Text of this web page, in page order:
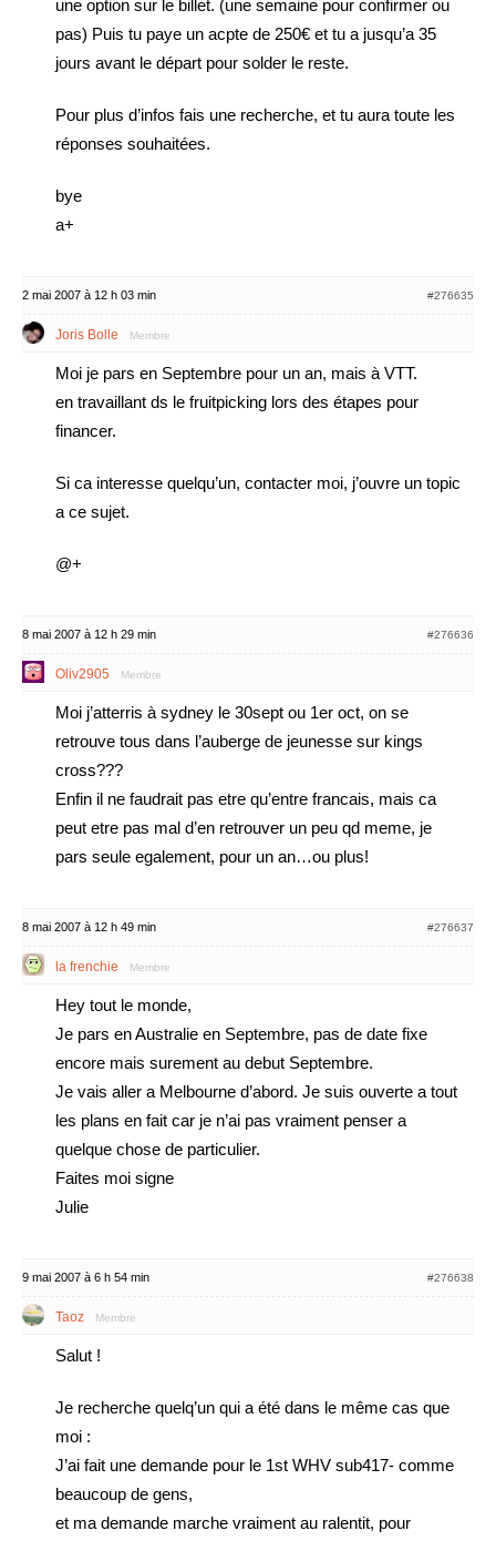
une option sur le billet. (une semaine pour confirmer ou
pas) Puis tu paye un acpte de 250€ et tu a jusqu’a 35
jours avant le départ pour solder le reste.
Pour plus d’infos fais une recherche, et tu aura toute les
réponses souhaitées.
bye
a+
2 mai 2007 à 12 h 03 min #276635
Joris Bolle Membre
Moi je pars en Septembre pour un an, mais à VTT.
en travaillant ds le fruitpicking lors des étapes pour
financer.
Si ca interesse quelqu’un, contacter moi, j’ouvre un topic
a ce sujet.
@+
8 mai 2007 à 12 h 29 min #276636
Oliv2905 Membre
Moi j’atterris à sydney le 30sept ou 1er oct, on se
retrouve tous dans l’auberge de jeunesse sur kings
cross???
Enfin il ne faudrait pas etre qu’entre francais, mais ca
peut etre pas mal d’en retrouver un peu qd meme, je
pars seule egalement, pour un an…ou plus!
8 mai 2007 à 12 h 49 min #276637
la frenchie Membre
Hey tout le monde,
Je pars en Australie en Septembre, pas de date fixe
encore mais surement au debut Septembre.
Je vais aller a Melbourne d’abord. Je suis ouverte a tout
les plans en fait car je n’ai pas vraiment penser a
quelque chose de particulier.
Faites moi signe
Julie
9 mai 2007 à 6 h 54 min #276638
Taoz Membre
Salut !
Je recherche quelq’un qui a été dans le même cas que
moi :
J’ai fait une demande pour le 1st WHV sub417- comme
beaucoup de gens,
et ma demande marche vraiment au ralentit, pour